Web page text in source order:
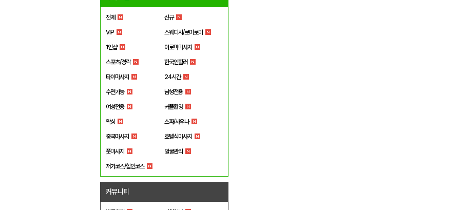
전체 신규
VIP 스웨디시/로미로미
1인샵 아로마마사지
스포츠/경락 한국인힐러
타이마사지 24시간
수면가능 남성전용
여성전용 커플환영
왁싱 스파/사우나
중국마사지 호텔식마사지
풋마사지 얼굴관리
저가코스/할인코스
커뮤니티